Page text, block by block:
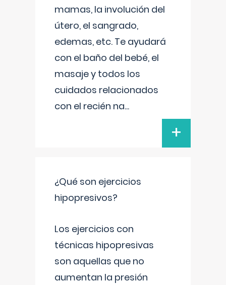
mamas, la involución del
útero, el sangrado,
edemas, etc. Te ayudará
con el baño del bebé, el
masaje y todos los
cuidados relacionados
con el recién na...
+
¿Qué son ejercicios
hipopresivos?
Los ejercicios con
técnicas hipopresivas
son aquellas que no
aumentan la presión